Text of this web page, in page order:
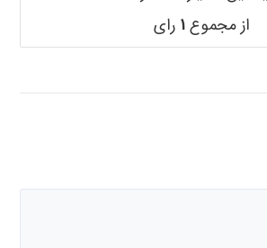
از مجموع۱ رای